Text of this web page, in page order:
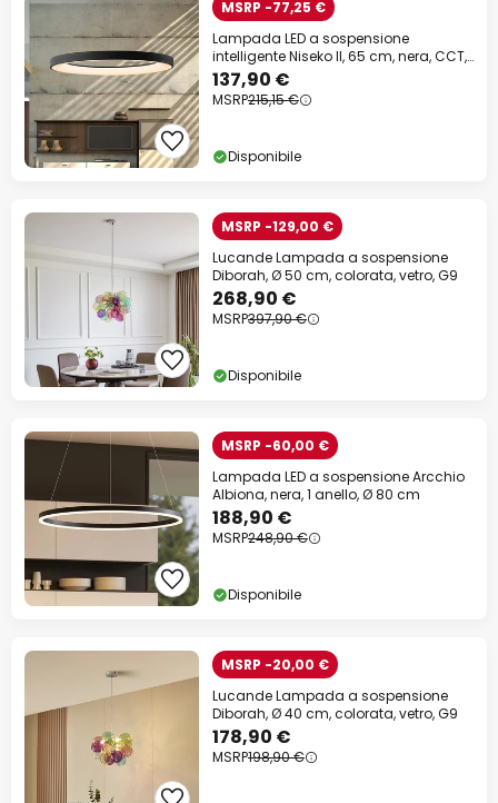
MSRP -77,25 €
Lampada LED a sospensione
intelligente Niseko II, 65 cm, nera, CCT,
dimmerabile
137,90 €
MSRP215,15 €
Disponibile
MSRP -129,00 €
Lucande Lampada a sospensione
Diborah, Ø 50 cm, colorata, vetro, G9
268,90 €
MSRP397,90 €
Disponibile
MSRP -60,00 €
Lampada LED a sospensione Arcchio
Albiona, nera, 1 anello, Ø 80 cm
188,90 €
MSRP248,90 €
Disponibile
MSRP -20,00 €
Lucande Lampada a sospensione
Diborah, Ø 40 cm, colorata, vetro, G9
178,90 €
MSRP198,90 €